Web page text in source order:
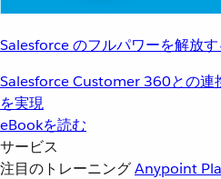
Salesforce のフルパワーを解放
Salesforce Customer 360との連
を実現
eBookを読む
サービス
注目のトレーニングAnypoint